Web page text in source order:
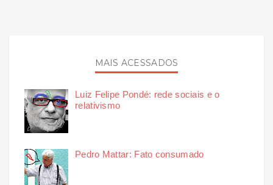
MAIS ACESSADOS
Luiz Felipe Pondé: rede sociais e o
relativismo
Pedro Mattar: Fato consumado